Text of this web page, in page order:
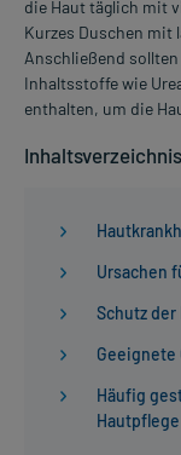
die Haut täglich mit
Kurzes Duschen mit
Anschließend
Inhaltsstoffe wie
enthalten, um die
Inhaltsverzeichnis
Ursachen
Schutz der
Geeignete
Häufig
Hautpflege